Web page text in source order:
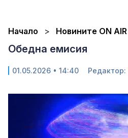
Начало Новините ON AIR
Обедна емисия
01.05.2026 • 14:40 Редактор: